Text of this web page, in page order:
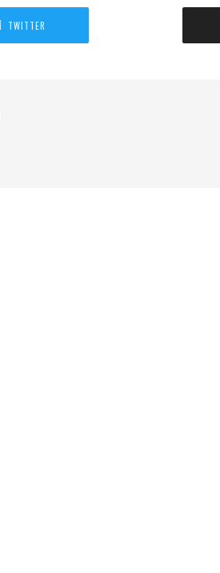
TWITTER